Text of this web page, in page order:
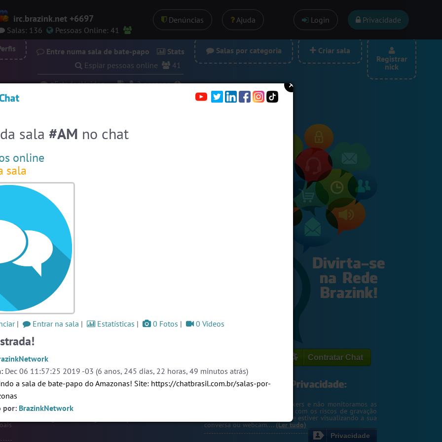
irc.brazink.net +6697
Salas: 136 Pessoas Online: 41
Denúncias Ajuda Login Privacidade
Salas por categoria
Criar sala
Registrar
nick
Entre numa sala de bate-papo
Stats
Espiar pessoas online
41
#EstadosUnidos
2pessoas
#ParaisoTropical
#Brazink
#Novanativa
#RadioModao
#LoveHits
Ver todas as salas
Contratar Chat
as
ou
🛍 Crie seu Chat e Rádio 📻
Protegemos o seu IP de hackers e não monitoramos as
webcam. Entretanto, cuidado com os riscos de gravação
e printscreen pela pessoa que estiver visualizando a sua
conversa ou webcam....(Ler tudo)
Privacidade
sala #AM no chat
online
sala
| Entrar na sala | Estatísticas | 0 Fotos | 0 Vídeos
Dec 06 11:57:25 2019 -03 (6 anos, 245 dias, 22 horas, 49 minutos atrás)
a sala de bate-papo do Amazonas! Site: https://chatbrasil.com.br/salas-por-
por: BrazinkNetwork